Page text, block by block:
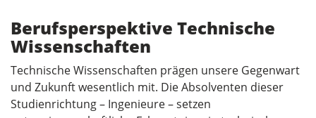
Berufsperspektive Technische
Wissenschaften
Technische Wissenschaften prägen unsere Gegenwart
und Zukunft wesentlich mit. Die Absolventen dieser
Studienrichtung – Ingenieure – setzen